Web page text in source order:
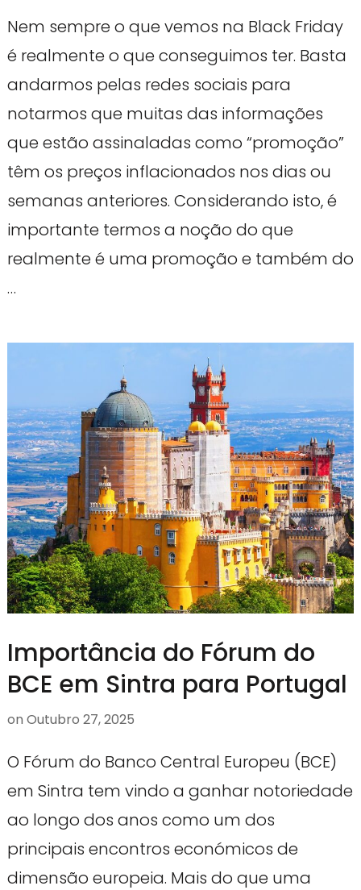
Nem sempre o que vemos na Black Friday
é realmente o que conseguimos ter. Basta
andarmos pelas redes sociais para
notarmos que muitas das informações
que estão assinaladas como “promoção”
têm os preços inflacionados nos dias ou
semanas anteriores. Considerando isto, é
importante termos a noção do que
realmente é uma promoção e também do
…
Importância do Fórum do
BCE em Sintra para Portugal
on Outubro 27, 2025
O Fórum do Banco Central Europeu (BCE)
em Sintra tem vindo a ganhar notoriedade
ao longo dos anos como um dos
principais encontros económicos de
dimensão europeia. Mais do que uma